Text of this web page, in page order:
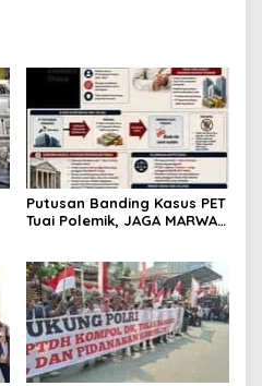
Putusan Banding Kasus PET
Tuai Polemik, JAGA MARWAH